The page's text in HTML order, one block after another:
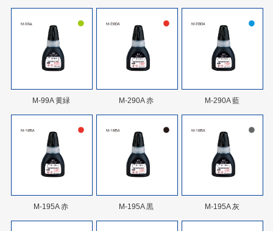
M-99A 黄緑 M-290A 赤 M-290A 藍
M-195A 赤 M-195A 黒 M-195A 灰